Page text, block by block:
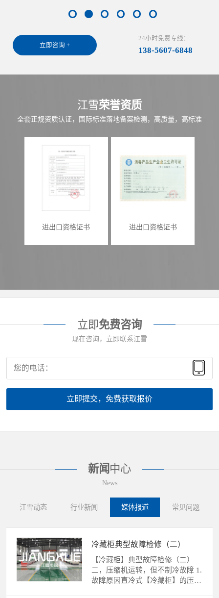
立即咨询 +
24小时免费专线：
138-5607-6848
江雪荣誉资质
全套正规资质认证，国际标准落地备案检测，高质量，高标准
进出口资格证书 进出口资格证书
立即免费咨询
现在咨询，立即联系江雪
立即提交，免费获取报价
新闻 中心
News
江雪动态 行业新闻 媒体报道 常见问题
冷藏柜典型故障检修（二）
【冷藏柜】典型故障检修（二）
二，压缩机运转，但不制冷故障 1.
故障原因直冷式【冷藏柜】的压缩